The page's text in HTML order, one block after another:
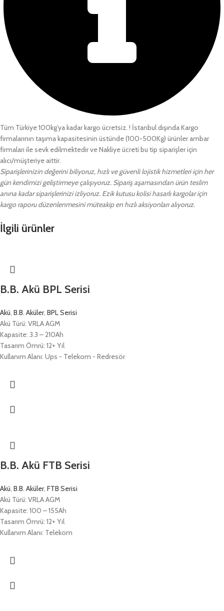
Tüm Türkiye 100kg’ya kadar kargo ücretsiz. ! İstanbul dışında Kargo
firmalarının taşıma kapasitesinin üstünde (100-500Kg) ürünler ambar
firmaları ile sevk edilmektedir ve Nakliye ücreti bu tip siparişler için
alıcı/müşteriye aittir.
Siparişlerinizin değerini biliyoruz, hızlı ve güvenli lojistik hizmetleri için her
gün kendimizi geliştirmeye çalışıyoruz. Sipariş aşamasından ürün teslim
anına kadar siparişlerinizi izliyoruz. Ezik kutusu kolisi hasarlı kargolar için
kargo raporu düzenlenmesini müteakip en hızlı aksiyonları alıyoruz.
İlgili ürünler
B.B. Akü BPL Serisi
Akü, B.B. Aküler, BPL Serisi
Akü Türü: VRLA AGM
Kapasite: 3.3 – 210Ah
Tasarım Ömrü: 12+ Yıl
Kullanım Alanı: Ups - Telekom - Redresör
B.B. Akü FTB Serisi
Akü, B.B. Aküler, FTB Serisi
Akü Türü: VRLA AGM
Kapasite: 100 – 155Ah
Tasarım Ömrü: 12+ Yıl
Kullanım Alanı: Telekom